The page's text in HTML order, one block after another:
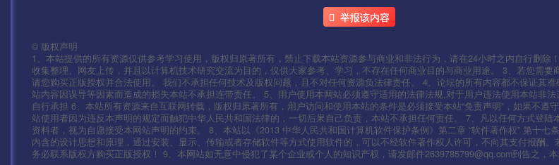
举报该内容
© 版权声明
1、本站提供的所有资源仅供参考学习使用，版权归原著所有，禁止下载本站资源参与商业和非法行为，请在24小时之内自行删除
收集整理、网友上传，并且以计算机技术研究交流为目的，仅供大家参考、学习，不存在任何商业目的与商业用途。 3、若您需要
请您购买正版授权并合法使用。 我们不承担任何技术及版权问题，且不对任何资源负法律责任。 4、论坛的所有内容都不保证其
站内容因误导等因素而造成的损失本站不承担连带责任。 5、用户使用本网站必须遵守适用的法律法规,对于用户违法使用本站非
自行承担 6、本站所有资源来自互联网转载，版权归原著所有，用户访问和使用本站的条件是必须接受本站“免责声明”，如果不遵
站使用者因为违反本声明的规定而触犯中华人民共和国法律的，一切后果自己负责，本站不承担任何责任。 7、凡以任何方式登陆
资料者，视为自愿接受本网站声明的约束。 8、本站以《2013 中华人民共和国计算机软件保护条例》第二章 “软件著作权” 第十七
内含的设计思想和原理，通过安装、显示、传输或者存储软件等方式使用软件的，可以不经软件著作权人许可，不向其支付报酬
务必联系版权方购买正版授权！ 9、本网站如无意中侵犯了某个企业或个人的知识产权，请发邮件2639785799@qq.com到告之，本